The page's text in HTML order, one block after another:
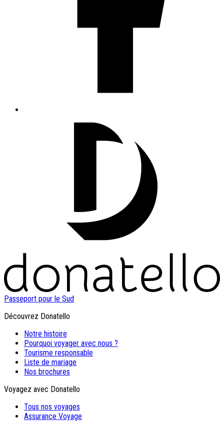
Passeport pour le Sud
Découvrez Donatello
Notre histoire
Pourquoi voyager avec nous ?
Tourisme responsable
Liste de mariage
Nos brochures
Voyagez avec Donatello
Tous nos voyages
Assurance Voyage